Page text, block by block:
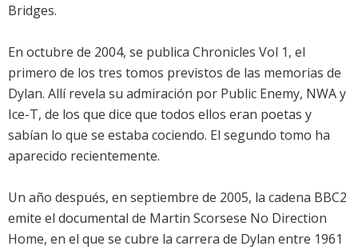
Bridges.
En octubre de 2004, se publica Chronicles Vol 1, el
primero de los tres tomos previstos de las memorias de
Dylan. Allí revela su admiración por Public Enemy, NWA y
Ice-T, de los que dice que todos ellos eran poetas y
sabían lo que se estaba cociendo. El segundo tomo ha
aparecido recientemente.
Un año después, en septiembre de 2005, la cadena BBC2
emite el documental de Martin Scorsese No Direction
Home, en el que se cubre la carrera de Dylan entre 1961